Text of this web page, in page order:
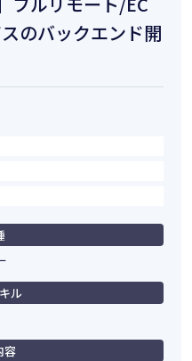
のバックエンド開
ル
容